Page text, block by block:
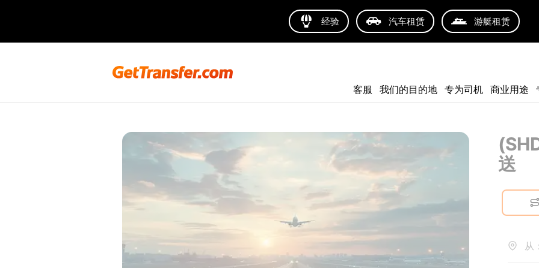
经验 汽车租赁 游艇租赁
客服 我们的目的地 专为司机 商业用途
送
从